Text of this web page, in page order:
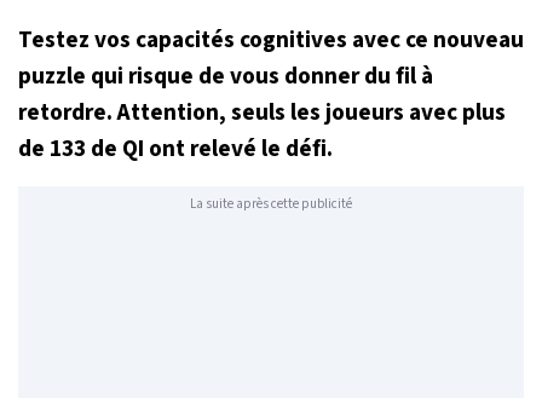
Testez vos capacités cognitives avec ce nouveau
puzzle qui risque de vous donner du fil à
retordre. Attention, seuls les joueurs avec plus
de 133 de QI ont relevé le défi.
La suite après cette publicité